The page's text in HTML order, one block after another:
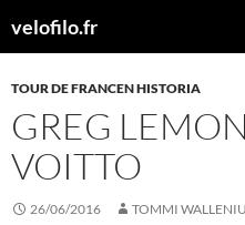
sisältöön
velofilo.fr
TOUR DE FRANCEN HISTORIA
GREG
VOITTO
26/06/2016 TOMMI